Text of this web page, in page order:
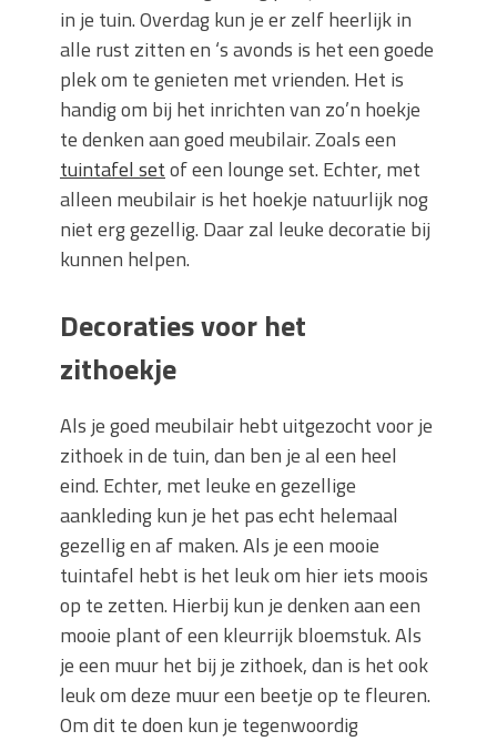
in je tuin. Overdag kun je er zelf heerlijk in
alle rust zitten en ‘s avonds is het een goede
plek om te genieten met vrienden. Het is
handig om bij het inrichten van zo’n hoekje
te denken aan goed meubilair. Zoals een
tuintafel setof een lounge set. Echter, met
alleen meubilair is het hoekje natuurlijk nog
niet erg gezellig. Daar zal leuke decoratie bij
kunnen helpen.
Decoraties voor het
zithoekje
Als je goed meubilair hebt uitgezocht voor je
zithoek in de tuin, dan ben je al een heel
eind. Echter, met leuke en gezellige
aankleding kun je het pas echt helemaal
gezellig en af maken. Als je een mooie
tuintafel hebt is het leuk om hier iets moois
op te zetten. Hierbij kun je denken aan een
mooie plant of een kleurrijk bloemstuk. Als
je een muur het bij je zithoek, dan is het ook
leuk om deze muur een beetje op te fleuren.
Om dit te doen kun je tegenwoordig